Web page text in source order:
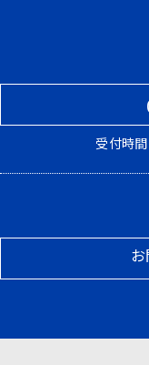
受付時間